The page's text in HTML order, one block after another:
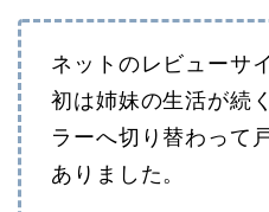
ネットのレビューサ
初は姉妹の生活が続
ラーへ切り替わって
ありました。